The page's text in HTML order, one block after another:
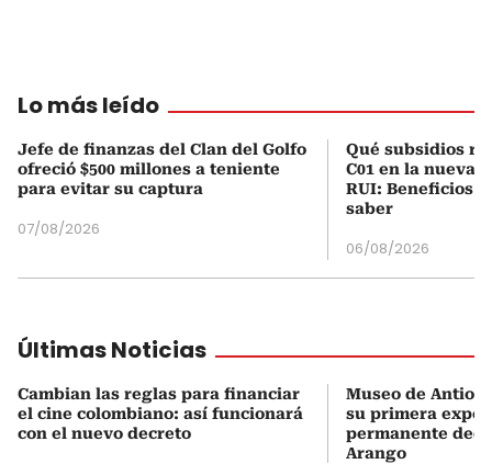
Lo más leído
Jefe de finanzas del Clan del Golfo
ofreció $500 millones a teniente
para evitar su captura
07/08/2026
Qué subsidios
C01 en la nueva
RUI: Beneficios
saber
06/08/2026
Últimas Noticias
Cambian las reglas para financiar
el cine colombiano: así funcionará
con el nuevo decreto
Museo de
su primera
permanente
Arango